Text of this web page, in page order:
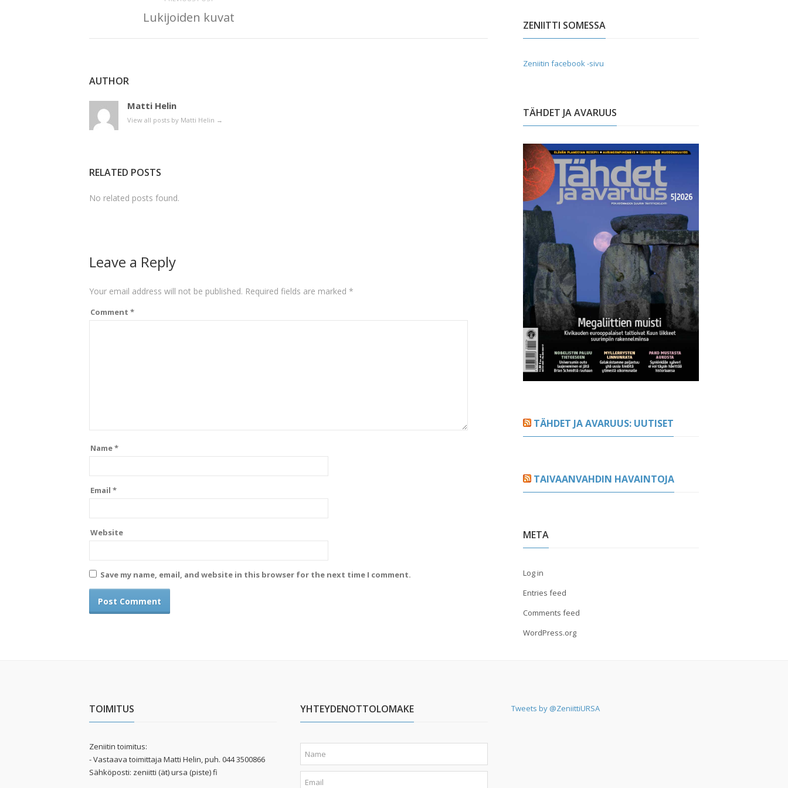
Lukijoiden kuvat
AUTHOR
Matti Helin
View all posts by Matti Helin →
RELATED POSTS
No related posts found.
Leave a Reply
Your email address will not be published. Required fields are marked *
Comment *
Name*
Email *
Website
Save my name, email, and website in this browser for the next time I comment.
ZENIITTI SOMESSA
Zeniitin facebook -sivu
TÄHDET JA AVARUUS
TÄHDET JA AVARUUS: UUTISET
TAIVAANVAHDIN HAVAINTOJA
META
Log in
Entries feed
Comments feed
WordPress.org
TOIMITUS
Zeniitin toimitus:
- Vastaava toimittaja Matti Helin, puh. 044 3500866
Sähköposti: zeniitti (ät) ursa (piste) fi
YHTEYDENOTTOLOMAKE Tweets by @ZeniittiURSA